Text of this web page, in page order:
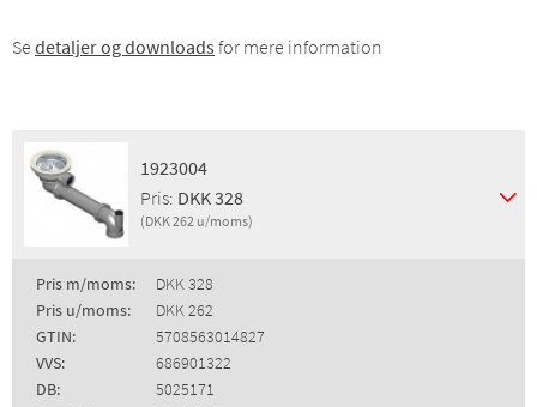
Se detaljer og downloads for mere information
1923004
Pris: DKK 328
(DKK 262 u/moms)
Pris m/moms:
DKK 328
Pris u/moms:
DKK 262
GTIN:
5708563014827
VVS:
686901322
DB:
5025171